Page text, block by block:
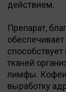
действием.
Препарат,
тканей
лимфы.
выработку